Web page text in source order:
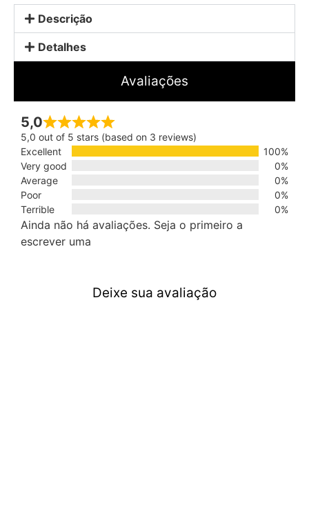
Descrição
Detalhes
Avaliações
Deixe sua avaliação
5,0
5,0 out of 5 stars (based on 3 reviews)
Excellent
100%
Very good
0%
Average
0%
Poor
0%
Terrible
0%
Ainda não há avaliações. Seja o primeiro a
escrever uma